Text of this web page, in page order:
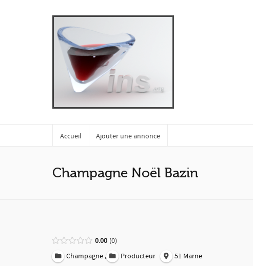
Accueil Ajouter une annonce
Champagne Noël Bazin
0.00 0
Champagne , Producteur 51 Marne